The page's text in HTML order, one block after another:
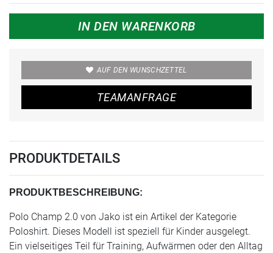
IN DEN WARENKORB
AUF DEN WUNSCHZETTEL
TEAMANFRAGE
PRODUKTDETAILS
PRODUKTBESCHREIBUNG:
Polo Champ 2.0 von Jako ist ein Artikel der Kategorie
Poloshirt. Dieses Modell ist speziell für Kinder ausgelegt.
Ein vielseitiges Teil für Training, Aufwärmen oder den Alltag